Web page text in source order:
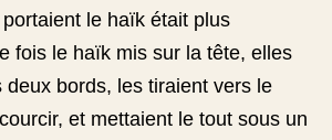
le haïk était plus
fois le haïk mis sur la tête, elles
deux bords, les tiraient vers le
et mettaient le tout sous un